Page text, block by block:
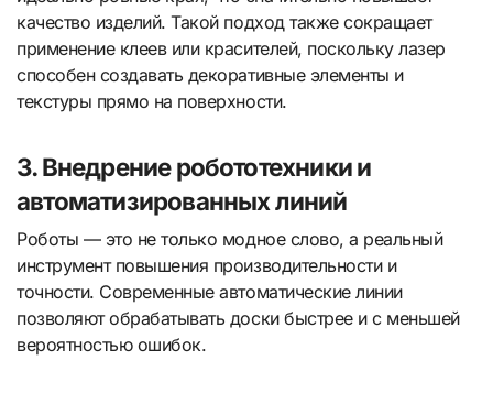
качество изделий. Такой подход также сокращает
применение клеев или красителей, поскольку лазер
способен создавать декоративные элементы и
текстуры прямо на поверхности.
3. Внедрение робототехники и
автоматизированных линий
Роботы — это не только модное слово, а реальный
инструмент повышения производительности и
точности. Современные автоматические линии
позволяют обрабатывать доски быстрее и с меньшей
вероятностью ошибок.